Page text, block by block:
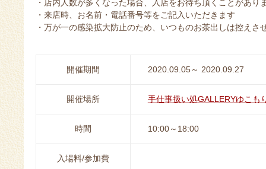
・店内人数が多くなった場合、入店をお待ち頂くことがあり
・来店時、お名前・電話番号等をご記入いただきます
・万が一の感染拡大防止のため、いつものお茶出しは控えさ
開催期間 2020.09.05～ 2020.09.27
開催場所 手仕事扱い処GALLERYゆこも
時間 10:00～18:00
入場料/参加費